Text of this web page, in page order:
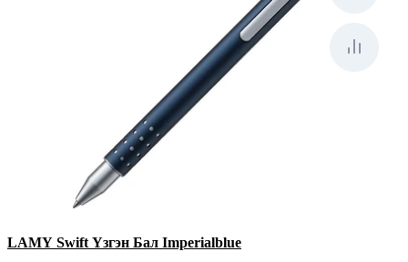
LAMY Swift Үзгэн Бал Imperialblue